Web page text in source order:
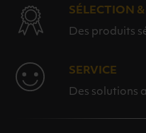
SÉLECTION
Des produits
SERVICE
Des solutions